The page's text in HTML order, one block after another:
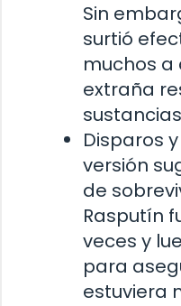
Sin
surtió
muchos a
extraña
Disparos
versión
de
Rasputín
veces y
para
estuviera